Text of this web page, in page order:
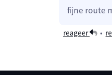
fijne route
reageer •